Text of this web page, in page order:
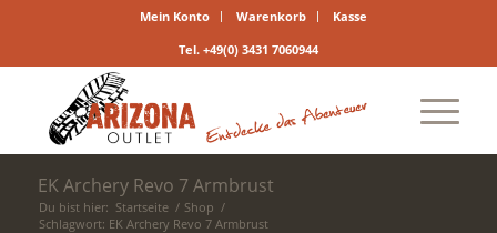
Mein Konto Warenkorb
Kasse
Tel. +49(0) 3431 7060944
EK Archery Revo 7 Armbrust
Du bist hier: Startseite / Shop /
Schlagwort: EK Archery Revo 7 Armbrust